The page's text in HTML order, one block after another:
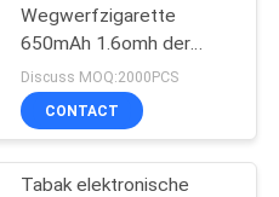
Wegwerfzigarette
650mAh 1.6omh der
Litschi-Eis-
Bevorzugungs-2000
Discuss MOQ:2000PCS
CONTACT
Tabak elektronische